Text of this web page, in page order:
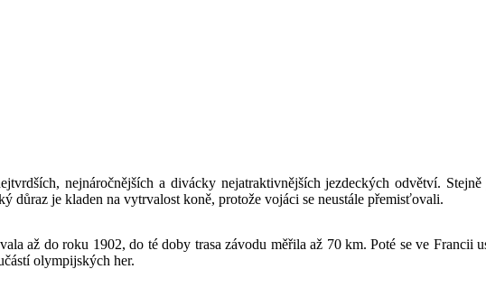
nejnáročnějších a divácky nejatraktivnějších jezdeckých odvětví.
důraz je kladen na vytrvalost koně, protože vojáci se neustále přemisťovali.
až do roku 1902, do té doby trasa závodu měřila až 70 km. Poté se ve
olympijských her.